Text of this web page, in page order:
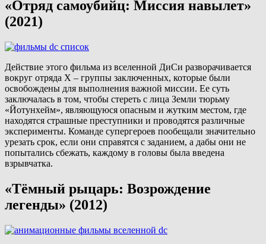
«Отряд самоубийц: Миссия навылет»
(2021)
Действие этого фильма из вселенной ДиСи разворачивается
вокруг отряда X – группы заключенных, которые были
освобождены для выполнения важной миссии. Ее суть
заключалась в том, чтобы стереть с лица Земли тюрьму
«Йотунхейм», являющуюся опасным и жутким местом, где
находятся страшные преступники и проводятся различные
эксперименты. Команде супергероев пообещали значительно
урезать срок, если они справятся с заданием, а дабы они не
попытались сбежать, каждому в головы была введена
взрывчатка.
«Тёмный рыцарь: Возрождение
легенды» (2012)